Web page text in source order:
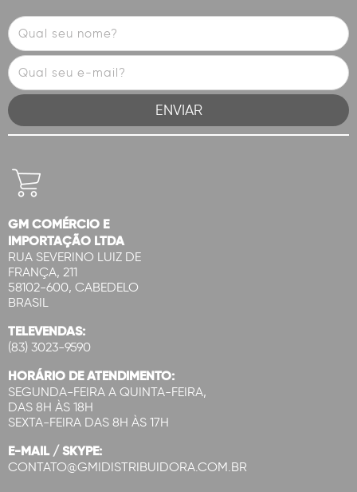
GM COMÉRCIO E
IMPORTAÇÃO LTDA
RUA SEVERINO LUIZ DE
FRANÇA, 211
58102-600, CABEDELO
BRASIL
TELEVENDAS:
(83) 3023-9590
HORÁRIO DE ATENDIMENTO:
SEGUNDA-FEIRA A QUINTA-FEIRA,
DAS 8H ÀS 18H
SEXTA-FEIRA DAS 8H ÀS 17H
E-MAIL / SKYPE:
CONTATO@GMIDISTRIBUIDORA.COM.BR